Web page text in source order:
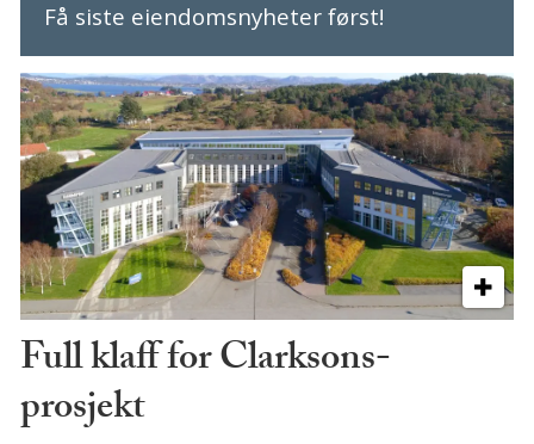
Få siste eiendomsnyheter først!
Full klaff for Clarksons-
prosjekt